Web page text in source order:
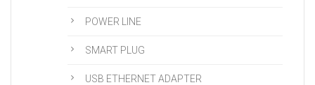
POWER LINE
SMART PLUG
USB ETHERNET ADAPTER